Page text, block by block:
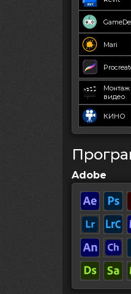
Mari
Монтаж
видео
КИНО
Adobe